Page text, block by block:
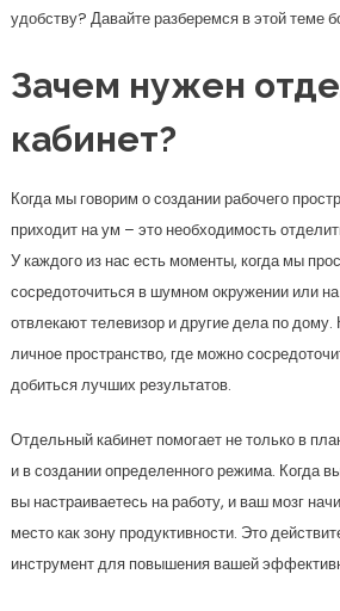
удобству? Давайте разберемся в этой теме
Зачем нужен
кабинет?
Когда мы говорим о создании рабочего
приходит на ум – это необходимость
У каждого из нас есть моменты, когда мы
сосредоточиться в шумном окружении или на
отвлекают телевизор и другие дела по
личное пространство, где можно
добиться лучших результатов.
Отдельный кабинет помогает не только в
и в создании определенного режима. Когда
вы настраиваетесь на работу, и ваш мозг
место как зону продуктивности. Это
инструмент для повышения вашей